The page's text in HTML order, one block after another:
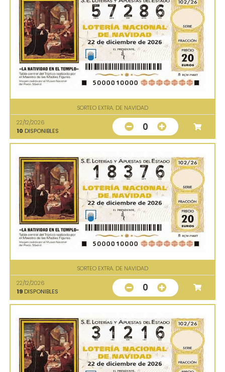
SORTEO EXTRA. DE NAVIDAD
22/12/2026
10 DISPONIBLES 0
SORTEO EXTRA. DE NAVIDAD
22/12/2026
19 DISPONIBLES 0